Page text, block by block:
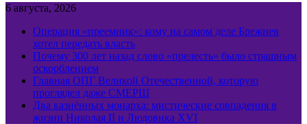
6 августа, 2026
Операция «преемник»: кому на самом деле Брежнев
хотел передать власть
Почему 300 лет назад слово «прелесть» было страшным
оскорблением
Главная ОПГ Великой Отечественной, которую
проглядел даже СМЕРШ
Два казнённых монарха: мистические совпадения в
жизни Николая II и Людовика XVI